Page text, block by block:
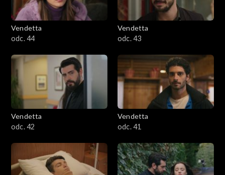
Vendetta
odc. 44
Vendetta
odc. 43
Vendetta
odc. 42
Vendetta
odc. 41